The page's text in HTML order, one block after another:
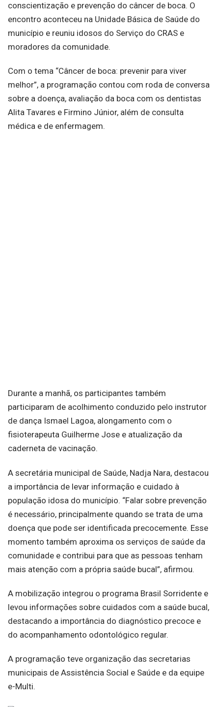
conscientização e prevenção do câncer de boca. O
encontro aconteceu na Unidade Básica de Saúde do
município e reuniu idosos do Serviço do CRAS e
moradores da comunidade.
Com o tema “Câncer de boca: prevenir para viver
melhor”, a programação contou com roda de conversa
sobre a doença, avaliação da boca com os dentistas
Alita Tavares e Firmino Júnior, além de consulta
médica e de enfermagem.
Durante a manhã, os participantes também
participaram de acolhimento conduzido pelo instrutor
de dança Ismael Lagoa, alongamento com o
fisioterapeuta Guilherme Jose e atualização da
caderneta de vacinação.
A secretária municipal de Saúde, Nadja Nara, destacou
a importância de levar informação e cuidado à
população idosa do município. “Falar sobre prevenção
é necessário, principalmente quando se trata de uma
doença que pode ser identificada precocemente. Esse
momento também aproxima os serviços de saúde da
comunidade e contribui para que as pessoas tenham
mais atenção com a própria saúde bucal”, afirmou.
A mobilização integrou o programa Brasil Sorridente e
levou informações sobre cuidados com a saúde bucal,
destacando a importância do diagnóstico precoce e
do acompanhamento odontológico regular.
A programação teve organização das secretarias
municipais de Assistência Social e Saúde e da equipe
e-Multi.